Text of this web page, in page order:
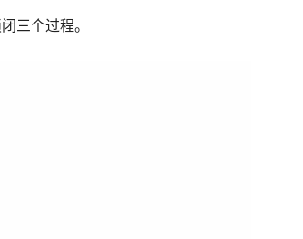
三个过程。